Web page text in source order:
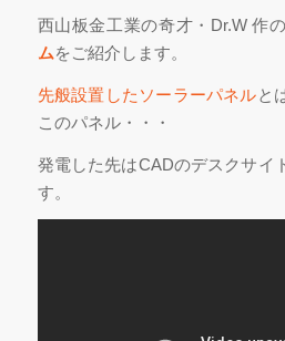
西山板金工業の奇才・Dr.W 作の
ムをご紹介します。
先般設置したソーラーパネルと
このパネル・・・
発電した先はCADのデスクサイ
す。